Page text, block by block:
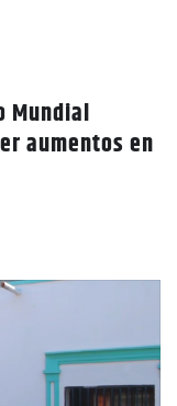
Mundial
aumentos en